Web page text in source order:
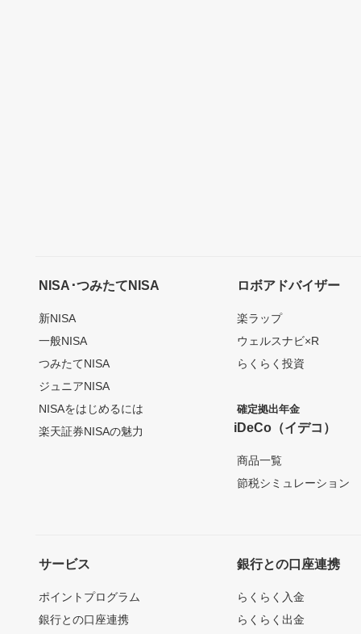
NISA･つみたてNISA
新NISA
一般NISA
つみたてNISA
ジュニアNISA
NISAをはじめるには
楽天証券NISAの魅力
ロボアドバイザー
楽ラップ
ウェルスナビ×R
らくらく投資
確定拠出年金
iDeCo（イデコ）
商品一覧
節税シミュレーション
サービス
ポイントプログラム
銀行との口座連携
銀行との口座連携
らくらく入金
らくらく出金